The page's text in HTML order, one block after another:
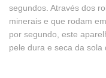
segundos. Através dos
minerais e que rodam
por segundo, este
pele dura e seca da sola